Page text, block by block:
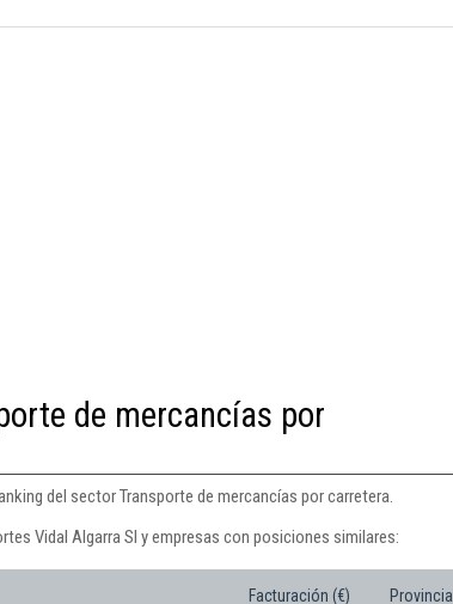
de mercancías por
del sector Transporte de mercancías por carretera.
Vidal Algarra Sl y empresas con posiciones similares:
Facturación (€) Provincia